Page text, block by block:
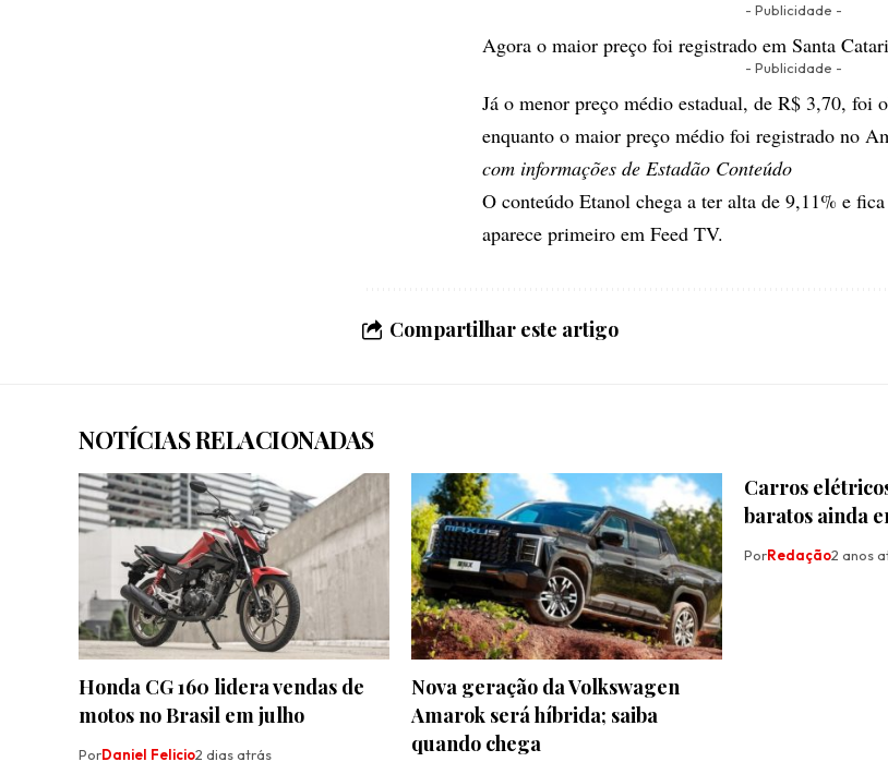
- Publicidade -
Agora o maior preço foi registrado em Santa
- Publicidade -
Já o menor preço médio estadual, de R$ 3,70, foi
enquanto o maior preço médio foi registrado no
com informações de Estadão Conteúdo
O conteúdo Etanol chega a ter alta de 9,11% e
aparece primeiro em Feed TV.
Compartilhar este artigo
NOTÍCIAS RELACIONADAS
Honda CG 160 lidera vendas de
motos no Brasil em julho
PorDaniel Felicio2 dias atrás
Nova geração da Volkswagen
Amarok será híbrida; saiba
quando chega
Carros
baratos ainda
PorRedação2 anos